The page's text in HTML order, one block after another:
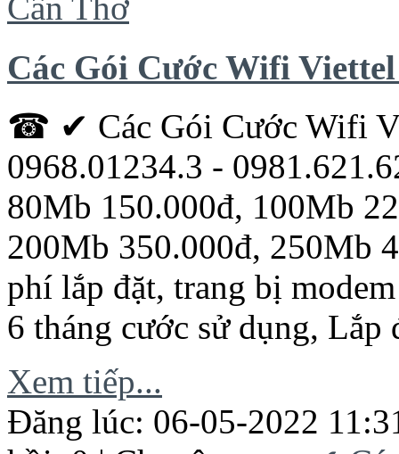
Các Gói Cước Wifi
☎ ✔ Các Gói Cước Wifi
0968.01234.3 -
80Mb 150.000đ, 100Mb
200Mb 350.000đ, 250Mb
phí lắp đặt, trang bị
6 tháng cước sử dụng, Lắp
Xem tiếp...
Đăng lúc: 06-05-2022